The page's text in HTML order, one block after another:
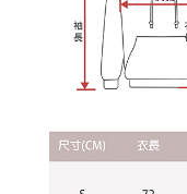
所提供，並由 AFTEE 向
含但不限於訂購人姓名、
AFTEE 於本服務必要服務
處理、利用，詳參 AFTEE
https://aftee.tw/
未成年的使用者，請事先
AFTEE。